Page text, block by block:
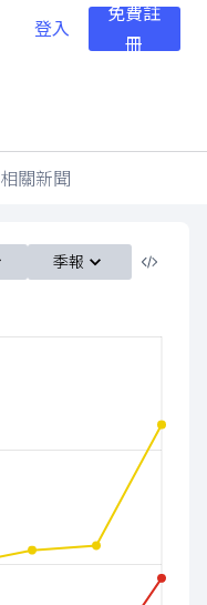
登入
免費註
冊
相關新聞
季報